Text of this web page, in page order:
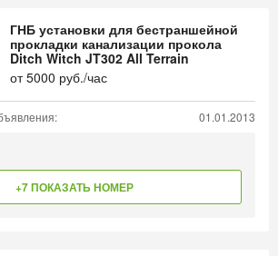
ГНБ установки для бестраншейной
прокладки канализации прокола
Ditch Witch JT302 All Terrain
от5000 руб./час
01.01.2013
+7 ПОКАЗАТЬ НОМЕР